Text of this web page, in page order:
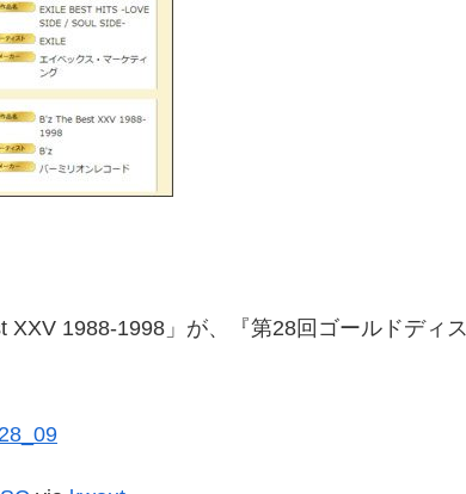
XXV 1988-1998」が、『第28回ゴールドディス